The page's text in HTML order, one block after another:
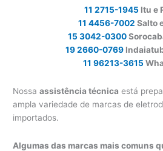
11 2715-1945 Itu e
11 4456-7002 Salto
15 3042-0300
19 2660-0769
11 96213-3615
Nossaassistência técnica está
ampla variedade de marcas de
importados.
Algumas das marcas mais comuns